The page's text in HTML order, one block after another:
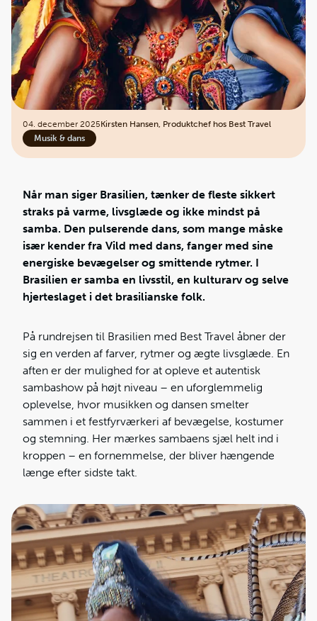
04. december 2025Kirsten Hansen, Produktchef hos Best Travel
Musik & dans
Når man siger Brasilien, tænker de fleste sikkert
straks på varme, livsglæde og ikke mindst på
samba. Den pulserende dans, som mange måske
især kender fra Vild med dans, fanger med sine
energiske bevægelser og smittende rytmer. I
Brasilien er samba en livsstil, en kulturarv og selve
hjerteslaget i det brasilianske folk.
På rundrejsen til Brasilien med Best Travel åbner der
sig en verden af farver, rytmer og ægte livsglæde. En
aften er der mulighed for at opleve et autentisk
sambashow på højt niveau – en uforglemmelig
oplevelse, hvor musikken og dansen smelter
sammen i et festfyrværkeri af bevægelse, kostumer
og stemning. Her mærkes sambaens sjæl helt ind i
kroppen – en fornemmelse, der bliver hængende
længe efter sidste takt.